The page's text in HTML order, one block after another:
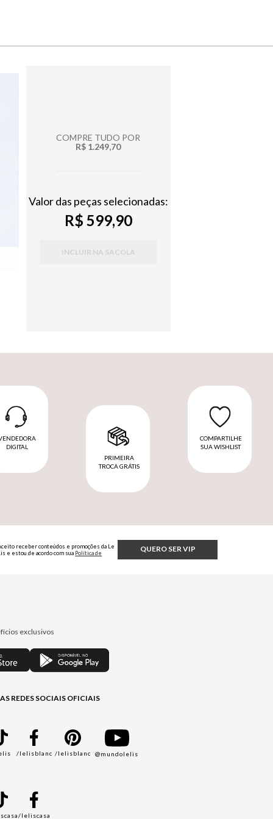
COMPRE TUDO POR
R$ 1.249,70
Valor das peças selecionadas:
R$ 599,90
INCLUIR NA SACOLA
DIGITAL
PRIMEIRA
TROCA GRÁTIS
COMPARTILHE
SUA WISHLIST
QUERO SER VIP
receber conteúdos e promoções da Le
e estou de acordo com sua Política de
exclusivos
REDES SOCIAIS OFICIAIS
/lelisblanc /lelisblanc @mundolelis
/leliscasa